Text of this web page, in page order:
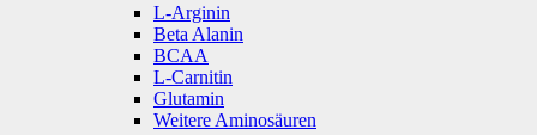
L-Arginin
Beta Alanin
BCAA
L-Carnitin
Glutamin
Weitere Aminosäuren